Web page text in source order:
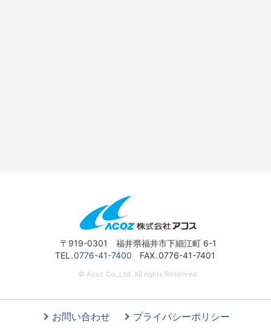
〒919-0301 福井県福井市下細江町 6-1
TEL
0776-41-7400 FAX 0776-41-7401
© Acoz Co.,Ltd. All rights Reserved.
お問い合わせ プライバシーポリシー